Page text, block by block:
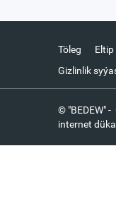
Töleg
Gizlinlik
© "BEDEW"
internet